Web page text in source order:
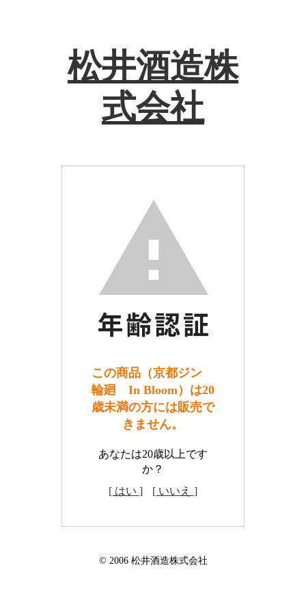
松井酒造株
式会社
この商品（京都ジン
輪廻 In Bloom）は20
歳未満の方には販売で
きません。
あなたは20歳以上です
か？
[ はい ]
[ いいえ ]
© 2006 松井酒造株式会社